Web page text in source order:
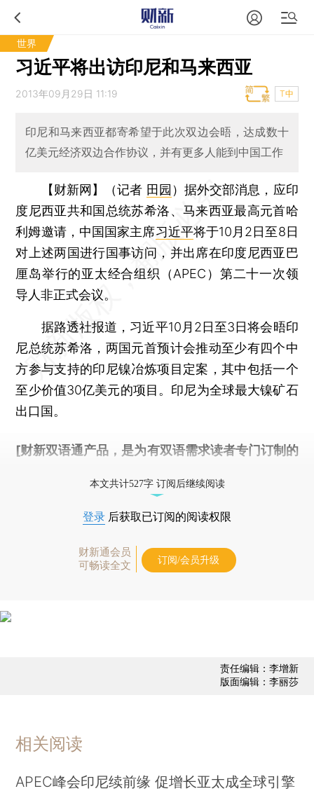
世界
习近平将出访印尼和马来西亚
2013年09月29日 11:19 T中
印尼和马来西亚都寄希望于此次双边会晤，达成数十
亿美元经济双边合作协议，并有更多人能到中国工作
【财新网】（记者 田园 ） 据外交部消息，应印
度尼西亚共和国总统苏希洛、马来西亚最高元首哈
利姆邀请，中国国家主席习近平将于10月2日至8日
对上述两国进行国事访问，并出席在印度尼西亚巴
厘岛举行的亚太经合组织（APEC）第二十一次领
导人非正式会议。
据路透社报道，习近平10月2日至3日将会晤印
尼总统苏希洛，两国元首预计会推动至少有四个中
方参与支持的印尼镍冶炼项目定案，其中包括一个
至少价值30亿美元的项目。印尼为全球最大镍矿石
出口国。
[财新双语通产品，是为有双语需求读者专门订制的
本文共计527字 订阅后继续阅读
登录 后获取已订阅的阅读权限
财新通会员
可畅读全文
订阅/会员升级
责任编辑：李增新
版面编辑：李丽莎
相关阅读
APEC峰会印尼续前缘 促增长亚太成全球引擎